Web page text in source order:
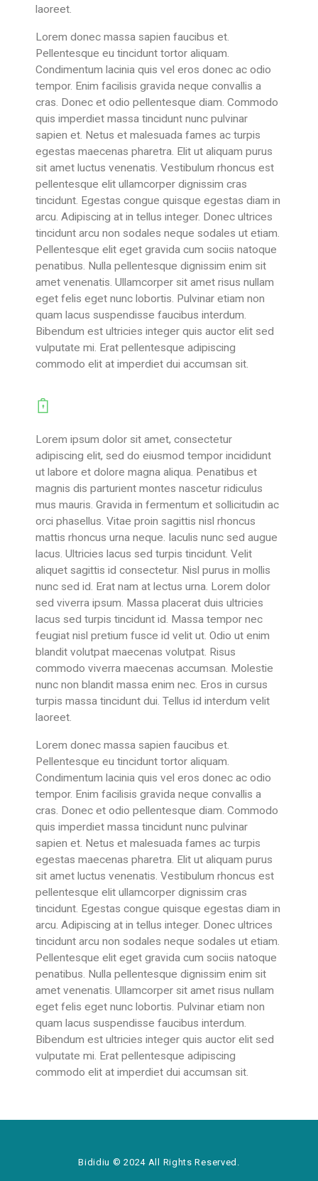
laoreet.
Lorem donec massa sapien faucibus et.
Pellentesque eu tincidunt tortor aliquam.
Condimentum lacinia quis vel eros donec ac odio
tempor. Enim facilisis gravida neque convallis a
cras. Donec et odio pellentesque diam. Commodo
quis imperdiet massa tincidunt nunc pulvinar
sapien et. Netus et malesuada fames ac turpis
egestas maecenas pharetra. Elit ut aliquam purus
sit amet luctus venenatis. Vestibulum rhoncus est
pellentesque elit ullamcorper dignissim cras
tincidunt. Egestas congue quisque egestas diam in
arcu. Adipiscing at in tellus integer. Donec ultrices
tincidunt arcu non sodales neque sodales ut etiam.
Pellentesque elit eget gravida cum sociis natoque
penatibus. Nulla pellentesque dignissim enim sit
amet venenatis. Ullamcorper sit amet risus nullam
eget felis eget nunc lobortis. Pulvinar etiam non
quam lacus suspendisse faucibus interdum.
Bibendum est ultricies integer quis auctor elit sed
vulputate mi. Erat pellentesque adipiscing
commodo elit at imperdiet dui accumsan sit.
Lorem ipsum dolor sit amet, consectetur
adipiscing elit, sed do eiusmod tempor incididunt
ut labore et dolore magna aliqua. Penatibus et
magnis dis parturient montes nascetur ridiculus
mus mauris. Gravida in fermentum et sollicitudin ac
orci phasellus. Vitae proin sagittis nisl rhoncus
mattis rhoncus urna neque. Iaculis nunc sed augue
lacus. Ultricies lacus sed turpis tincidunt. Velit
aliquet sagittis id consectetur. Nisl purus in mollis
nunc sed id. Erat nam at lectus urna. Lorem dolor
sed viverra ipsum. Massa placerat duis ultricies
lacus sed turpis tincidunt id. Massa tempor nec
feugiat nisl pretium fusce id velit ut. Odio ut enim
blandit volutpat maecenas volutpat. Risus
commodo viverra maecenas accumsan. Molestie
nunc non blandit massa enim nec. Eros in cursus
turpis massa tincidunt dui. Tellus id interdum velit
laoreet.
Lorem donec massa sapien faucibus et.
Pellentesque eu tincidunt tortor aliquam.
Condimentum lacinia quis vel eros donec ac odio
tempor. Enim facilisis gravida neque convallis a
cras. Donec et odio pellentesque diam. Commodo
quis imperdiet massa tincidunt nunc pulvinar
sapien et. Netus et malesuada fames ac turpis
egestas maecenas pharetra. Elit ut aliquam purus
sit amet luctus venenatis. Vestibulum rhoncus est
pellentesque elit ullamcorper dignissim cras
tincidunt. Egestas congue quisque egestas diam in
arcu. Adipiscing at in tellus integer. Donec ultrices
tincidunt arcu non sodales neque sodales ut etiam.
Pellentesque elit eget gravida cum sociis natoque
penatibus. Nulla pellentesque dignissim enim sit
amet venenatis. Ullamcorper sit amet risus nullam
eget felis eget nunc lobortis. Pulvinar etiam non
quam lacus suspendisse faucibus interdum.
Bibendum est ultricies integer quis auctor elit sed
vulputate mi. Erat pellentesque adipiscing
commodo elit at imperdiet dui accumsan sit.
Bididiu © 2024 All Rights Reserved.